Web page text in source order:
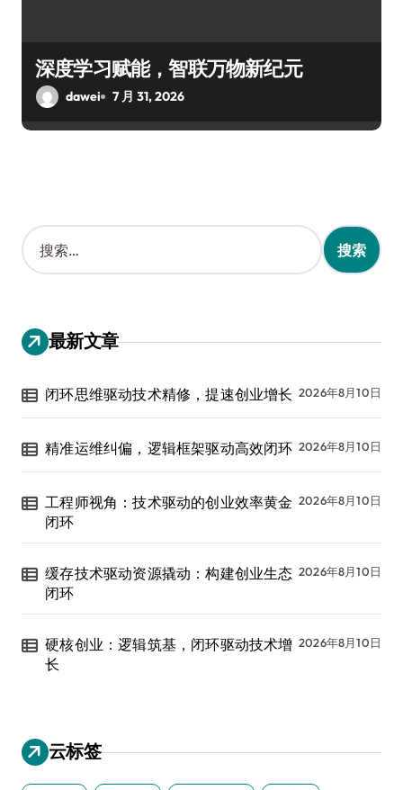
深度学习赋能，智联万物新纪元
dawei 7 月 31, 2026
搜
索
：
最新文章
闭环思维驱动技术精修，提速创业增长 2026年8月10日
精准运维纠偏，逻辑框架驱动高效闭环 2026年8月10日
工程师视角：技术驱动的创业效率黄金
闭环
2026年8月10日
缓存技术驱动资源撬动：构建创业生态
闭环
2026年8月10日
硬核创业：逻辑筑基，闭环驱动技术增
长
2026年8月10日
云标签